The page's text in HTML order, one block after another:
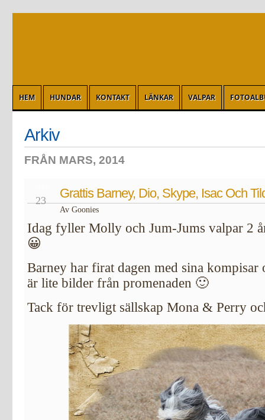
HEM HUNDAR KONTAKT LÄNKAR VALPAR
Arkiv
FRÅN MARS, 2014
23 Grattis Barney, Dio, Skype, Isac Och
Av Goonies
Idag fyller Molly och Jum-Jums valpar 2
😀
Barney har firat dagen med sina
är lite bilder från promenaden 🙂
Tack för trevligt sällskap Mona & Perry